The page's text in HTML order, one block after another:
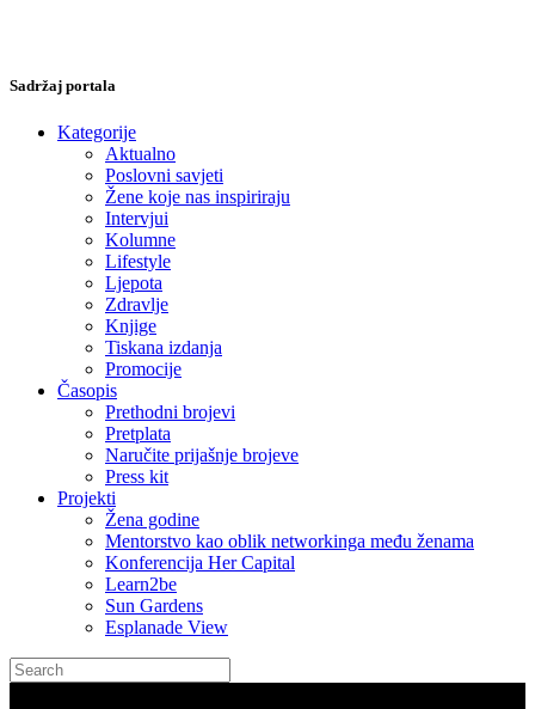
Sadržaj portala
Kategorije
Aktualno
Poslovni savjeti
Žene koje nas inspiriraju
Intervjui
Kolumne
Lifestyle
Ljepota
Zdravlje
Knjige
Tiskana izdanja
Promocije
Časopis
Prethodni brojevi
Pretplata
Naručite prijašnje brojeve
Press kit
Projekti
Žena godine
Mentorstvo kao oblik networkinga među ženama
Konferencija Her Capital
Learn2be
Sun Gardens
Esplanade View